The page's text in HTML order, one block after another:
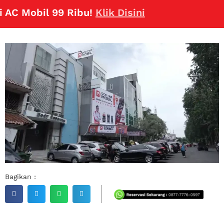
99 Ribu!Klik Disini
Bagikan :